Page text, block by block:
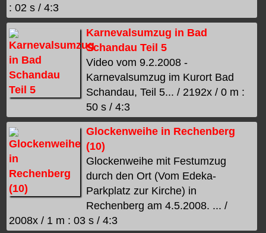
: 02 s / 4:3
Karnevalsumzug in Bad
Schandau Teil 5
Video vom 9.2.2008 -
Karnevalsumzug im Kurort Bad
Schandau, Teil 5... / 2192x / 0 m :
50 s / 4:3
Glockenweihe in Rechenberg
(10)
Glockenweihe mit Festumzug
durch den Ort (Vom Edeka-
Parkplatz zur Kirche) in
Rechenberg am 4.5.2008. ... /
2008x / 1 m : 03 s / 4:3